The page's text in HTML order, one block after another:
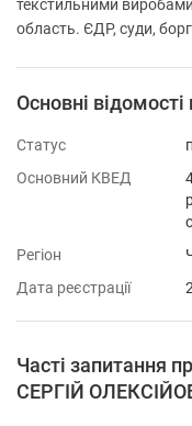
текстильними
область. ЄДР, суди,
Основні
Статус
Основний КВЕД
Регіон
Дата реєстрації
Часті
СЕРГІЙ